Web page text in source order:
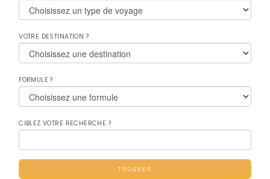
VOTRE DESTINATION ?
FORMULE ?
CIBLEZ VOTRE RECHERCHE ?
TROUVER